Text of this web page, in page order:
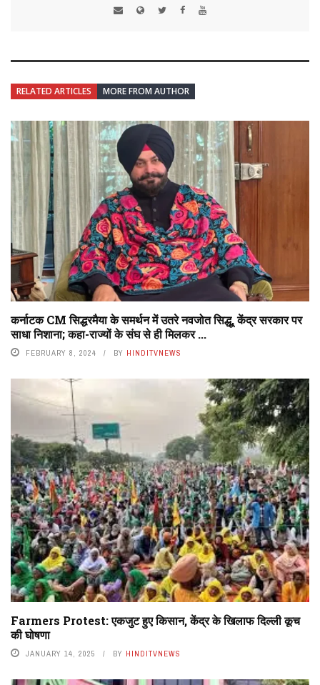
RELATED ARTICLES MORE FROM AUTHOR
कर्नाटक CM सिद्धरमैया के समर्थन में उतरे नवजोत सिद्धू, केंद्र सरकार पर
साधा निशाना; कहा-राज्यों के संघ से ही मिलकर ...
FEBRUARY 8, 2024 BY HINDITVNEWS
Farmers Protest: एकजुट हुए किसान, केंद्र के खिलाफ दिल्ली कूच
की घोषणा
JANUARY 14, 2025 BY HINDITVNEWS